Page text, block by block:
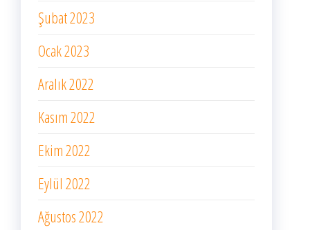
Şubat 2023
Ocak 2023
Aralık 2022
Kasım 2022
Ekim 2022
Eylül 2022
Ağustos 2022